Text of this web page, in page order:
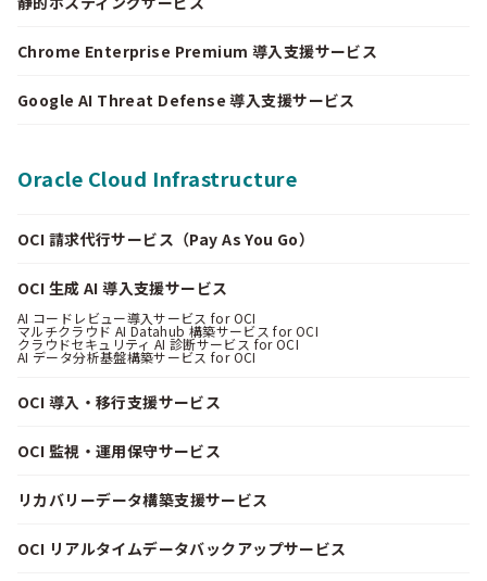
Chrome Enterprise Premium 導入支援サービス
Google AI Threat Defense 導入支援サービス
Oracle Cloud Infrastructure
OCI 請求代行サービス（Pay As You Go）
OCI 生成 AI 導入支援サービス
AI コードレビュー導入サービス for OCI
マルチクラウド AI Datahub 構築サービス for OCI
クラウドセキュリティ AI 診断サービス for OCI
AI データ分析基盤構築サービス for OCI
OCI 導入・移行支援サービス
OCI 監視・運用保守サービス
リカバリーデータ構築支援サービス
OCI リアルタイムデータバックアップサービス